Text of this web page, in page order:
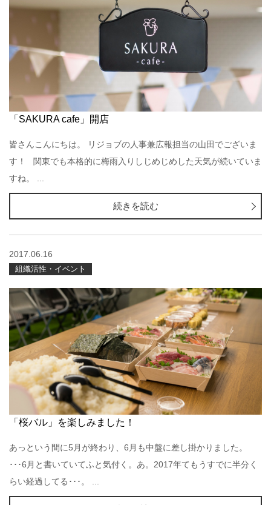
「SAKURA cafe」開店
皆さんこんにちは。 リジョブの人事兼広報担当の山田でございま
す！ 関東でも本格的に梅雨入りしじめじめした天気が続いていま
すね。 ...
続きを読む
2017.06.16
組織活性・イベント
「桜バル」を楽しみました！
あっという間に5月が終わり、6月も中盤に差し掛かりました。
･･･6月と書いていてふと気付く。あ。2017年てもうすでに半分く
らい経過してる･･･。 ...